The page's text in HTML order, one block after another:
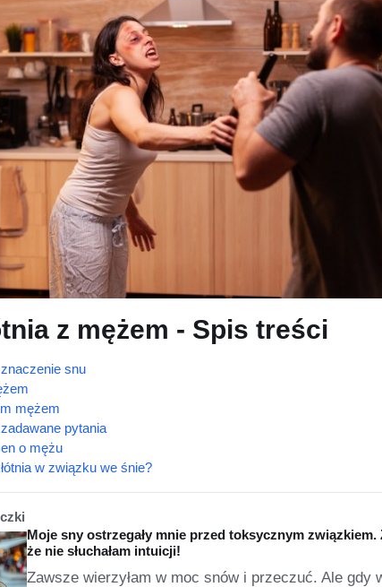
z mężem - Spis treści
snu
mężem
pytania
o mężu
w związku we śnie?
Moje sny ostrzegały mnie przed toksycznym związkiem.
że nie słuchałam intuicji!
Zawsze wierzyłam w moc snów i przeczuć. Ale gdy